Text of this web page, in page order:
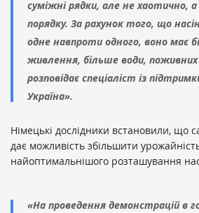
суміжні рядки, але не хаотично,
порядку. За рахунок того, що
одне навпроти одного, воно має
живлення, більше води,
розповідає спеціаліст із
Україна».
Німецькі дослідники встановили, що
дає можливість збільшити
найоптимальнішого розташування
«На проведення демонстрацій в